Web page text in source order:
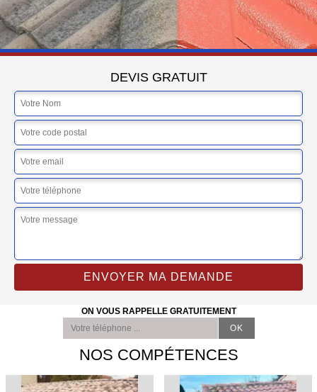
DEVIS GRATUIT
ON VOUS RAPPELLE GRATUITEMENT
NOS COMPÉTENCES